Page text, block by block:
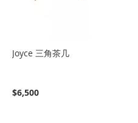
Joyce 三角茶几
$6,500